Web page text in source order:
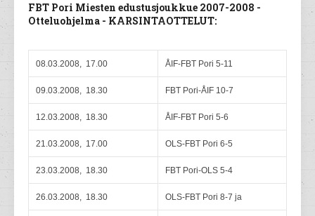
FBT Pori Miesten edustusjoukkue 2007-2008 -
Otteluohjelma - KARSINTAOTTELUT:
08.03.2008, 17.00 ÅIF-FBT Pori 5-11
09.03.2008, 18.30 FBT Pori-ÅIF 10-7
12.03.2008, 18.30 ÅIF-FBT Pori 5-6
21.03.2008, 17.00 OLS-FBT Pori 6-5
23.03.2008, 18.30 FBT Pori-OLS 5-4
26.03.2008, 18.30 OLS-FBT Pori 8-7 ja